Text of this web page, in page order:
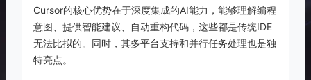
Cursor的核心优势在于深度集成的AI能力，能够理解编程
意图、提供智能建议、自动重构代码，这些都是传统IDE
无法比拟的。同时，其多平台支持和并行任务处理也是独
特亮点。